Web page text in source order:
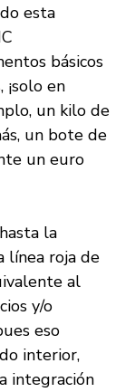
esta
básicos
en
un kilo de
un bote de
un euro
la
línea roja de
al
y/o
eso
interior,
integración